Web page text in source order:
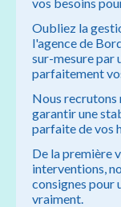
Oubliez la
l'agence de
sur-mesure par
parfaitement
Nous recrutons
garantir une
parfaite de vos
De la première
interventions,
consignes pour
vraiment.